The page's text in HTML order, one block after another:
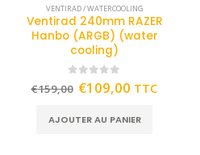
VENTIRAD / WATERCOOLING
Ventirad 240mm RAZER
Hanbo (ARGB) (water
cooling)
out of 5
€159,00 €109,00 TTC
AJOUTER AU PANIER